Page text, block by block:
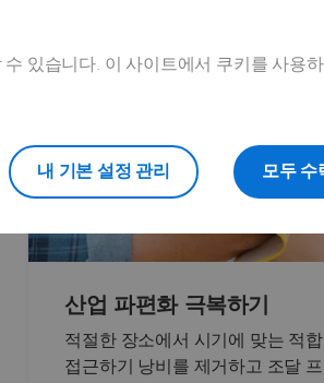
산업 파편화 극복하기
적절한 장소에서 시기에 맞는 적합
접근하기 낭비를 제거하고 조달
있습니다. 이 사이트에서 쿠키를 사용
모두 수
내 기본 설정 관리